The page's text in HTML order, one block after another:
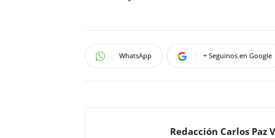
WhatsApp + Seguinos en Google
Redacción Carlos Paz